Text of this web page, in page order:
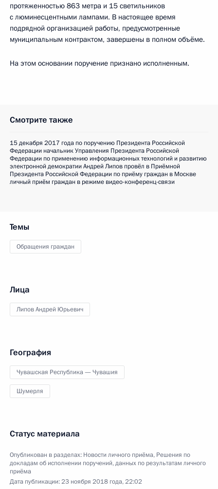
протяженностью 863 метра и 15 светильников
с люминесцентными лампами. В настоящее время
подрядной организацией работы, предусмотренные
муниципальным контрактом, завершены в полном объёме.
На этом основании поручение признано исполненным.
Смотрите также
15 декабря 2017 года по поручению Президента Российской
Федерации начальник Управления Президента Российской
Федерации по применению информационных технологий и развитию
электронной демократии Андрей Липов провёл в Приёмной
Президента Российской Федерации по приёму граждан в Москве
личный приём граждан в режиме видео-конференц-связи
Темы
Обращения граждан
Лица
Липов Андрей Юрьевич
География
Чувашская Республика — Чувашия
Шумерля
Статус материала
Опубликован в разделах: Новости личного приёма, Решения по
докладам об исполнении поручений, данных по результатам личного
приёма
Дата публикации:23 ноября 2018 года, 22:02